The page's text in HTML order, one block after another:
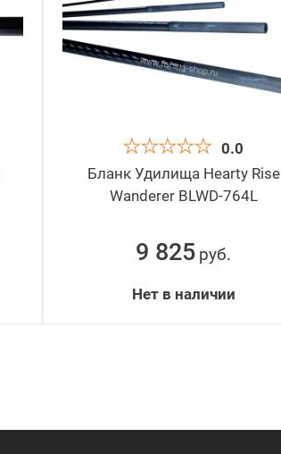
0.0
Бланк Удилища Hearty Rise
Wanderer BLWD-764L
9 825 руб.
Нет в наличии